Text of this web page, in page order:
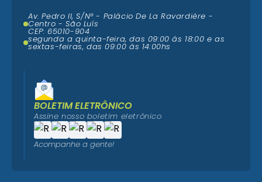
Av. Pedro II, S/N° - Palácio De La Ravardière -
Centro - São Luís
CEP: 65010-904
segunda a quinta-feira, das 09:00 ás 18:00 e as
sextas-feiras, das 09:00 às 14:00hs
BOLETIM ELETRÔNICO
Assine nosso boletim eletrônico
Acompanhe a gente!